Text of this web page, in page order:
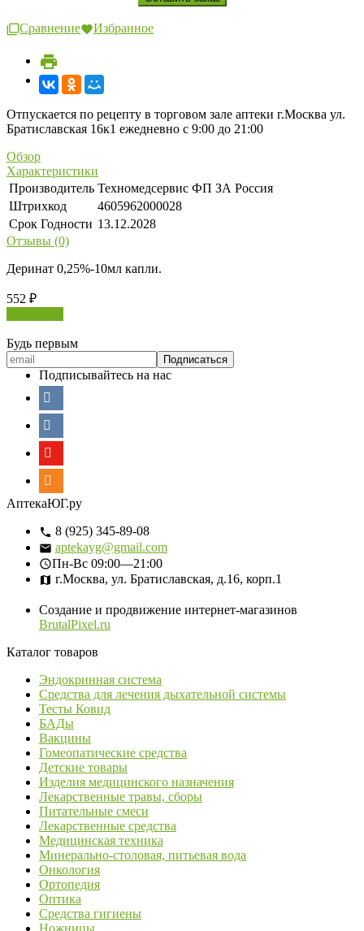
Сравнение Избранное
Отпускается по рецепту в торговом зале аптеки г.Москва ул.
Братиславская 16к1 ежедневно с 9:00 до 21:00
Обзор
Характеристики
Производитель Техномедсервис ФП ЗА Россия
Штрихкод
4605962000028
Срок Годности 13.12.2028
Отзывы (0)
Деринат 0,25%-10мл капли.
552 ₽
Будь первым
Подписывайтесь на нас
АптекаЮГ.ру
8 (925) 345-89-08
aptekayg@gmail.com
Пн-Вс 09:00—21:00
г.Москва, ул. Братиславская, д.16, корп.1
Создание и продвижение интернет-магазинов
BrutalPixel.ru
Каталог товаров
Эндокринная система
Средства для лечения дыхательной системы
Тесты Ковид
БАДы
Вакцины
Гомеопатические средства
Детские товары
Изделия медицинского назначения
Лекарственные травы, сборы
Питательные смеси
Лекарственные средства
Медицинская техника
Минерально-столовая, питьевая вода
Онкология
Ортопедия
Оптика
Средства гигиены